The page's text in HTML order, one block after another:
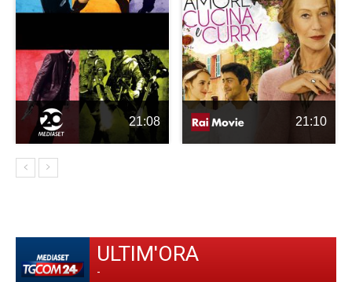
21:08 21:10
ULTIM'ORA
-